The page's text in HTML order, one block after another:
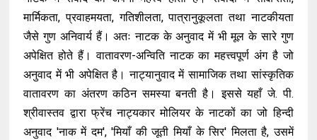
मार्मिकता, प्रवाहमयता, गतिशीलता, पात्रानुकूलता तथा नाटकीयता
जैसे गुण अनिवार्य हैं। अतः नाटक के अनुवाद में भी मूल के सारे गुण
अपेक्षित होते हैं। वातावरण-अन्विति नाटक का महत्त्वपूर्ण अंग है जो
अनुवाद में भी अपेक्षित है। नाट्यानुवाद में सामाजिक तथा सांस्कृतिक
वातावरण का अंतरण कठिन समस्या बनती है। इससे यहाँ जे. पी.
श्रीवास्तव द्वारा फ्रेंच नाट्यकार मोलियर के नाटकों का जो हिन्दी
अनुवाद 'नाक में दम', 'मियाँ की जूती मियाँ के सिर' मिलता है, उसमें